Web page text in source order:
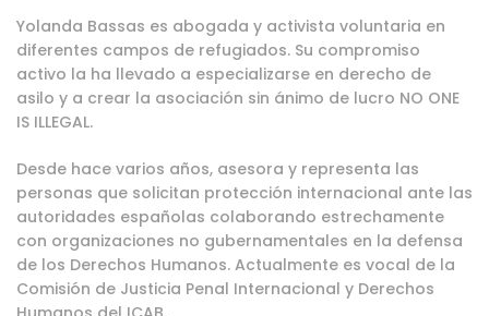
Yolanda Bassas es abogada y activista voluntaria en
diferentes campos de refugiados. Su compromiso
activo la ha llevado a especializarse en derecho de
asilo y a crear la asociación sin ánimo de lucro NO ONE
IS ILLEGAL.
Desde hace varios años, asesora y representa las
personas que solicitan protección internacional ante las
autoridades españolas colaborando estrechamente
con organizaciones no gubernamentales en la defensa
de los Derechos Humanos. Actualmente es vocal de la
Comisión de Justicia Penal Internacional y Derechos